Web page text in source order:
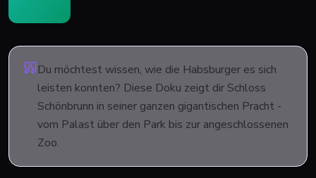
Du möchtest wissen, wie die Habsburger es sich
leisten konnten? Diese Doku zeigt dir Schloss
Schönbrunn in seiner ganzen gigantischen Pracht -
vom Palast über den Park bis zur angeschlossenen
Zoo.